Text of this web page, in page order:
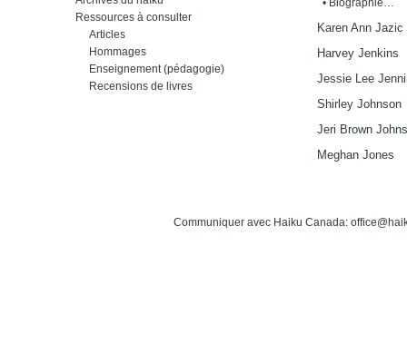
Ressources à consulter
Articles
Hommages
Enseignement (pédagogie)
Recensions de livres
• Biographie…
Karen Ann Jazic
Harvey Jenkins
Jessie Lee
Shirley Johnson
Jeri Brown
Meghan Jones
Communiquer avec Haiku Canada: